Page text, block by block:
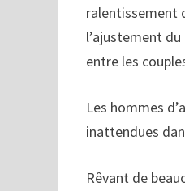
ralentissement
l’ajustement
entre les
Les hommes
inattendues
Rêvant de